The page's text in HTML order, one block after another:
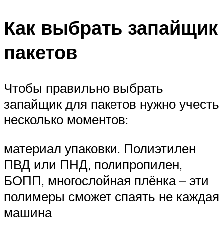
Как выбрать запайщик
пакетов
Чтобы правильно выбрать
запайщик для пакетов нужно учесть
несколько моментов:
материал упаковки. Полиэтилен
ПВД или ПНД, полипропилен,
БОПП, многослойная плёнка – эти
полимеры сможет спаять не каждая
машина